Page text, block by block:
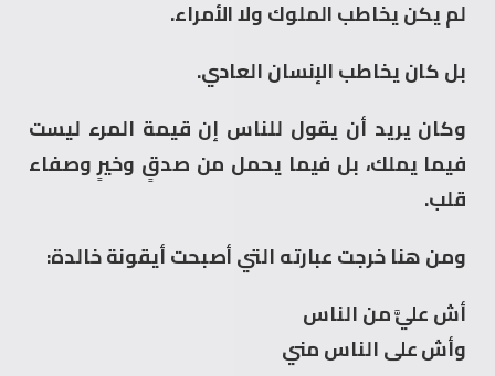
لم يكن يخاطب الملوك ولا الأمراء.
بل كان يخاطب الإنسان العادي.
وكان يريد أن يقول للناس إن قيمة المرء ليست
فيما يملك، بل فيما يحمل من صدقٍ وخيرٍ وصفاء
قلب.
ومن هنا خرجت عبارته التي أصبحت أيقونة خالدة:
أش عليَّ من الناس
وأش على الناس مني